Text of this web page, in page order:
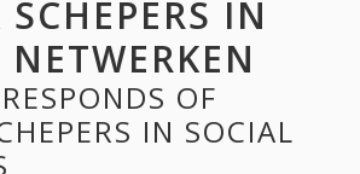
SCHEPERS IN
OF
IN SOCIAL